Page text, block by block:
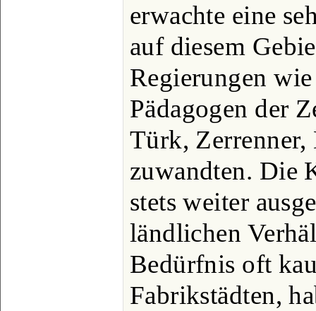
erwachte eine
auf diesem
Regierungen
Pädagogen der
Türk, Zerrenner,
zuwandten. Die
stets weiter
ländlichen
Bedürfnis oft
Fabrikstädten,